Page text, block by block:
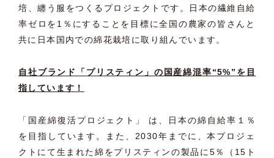
培、纏う服をつくるプロジェクトです。日本の繊維自給
率ゼロを1％ にすることを目標に全国の農家の皆さんと
共に日本国内での綿花栽培に取り組んでいます。
自社ブランド「プリスティン」の国産綿混率“5%” を目
指しています！
「国産綿復活プロジェクト」 は、日本の綿自給率１％
を目指しています。また、 2030年までに、本プロジェ
クトにて生まれた綿をプリスティンの製品に5％（ 15ト